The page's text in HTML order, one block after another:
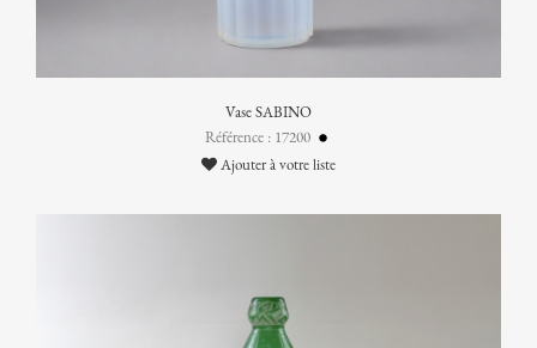
Vase SABINO
Référence : 17200
Ajouter à votre liste